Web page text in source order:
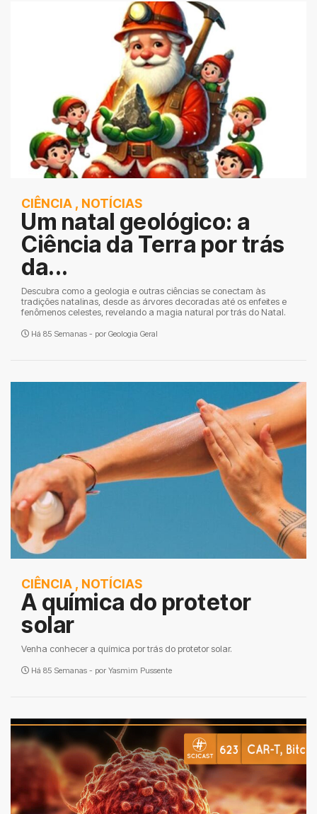
CIÊNCIA , NOTÍCIAS
Um natal geológico: a
Ciência da Terra por trás
da...
Descubra como a geologia e outras ciências se conectam às
tradições natalinas, desde as árvores decoradas até os enfeites e
fenômenos celestes, revelando a magia natural por trás do Natal.
Há 85 Semanas - por Geologia Geral
CIÊNCIA , NOTÍCIAS
A química do protetor
solar
Venha conhecer a química por trás do protetor solar.
Há 85 Semanas - por Yasmim Pussente